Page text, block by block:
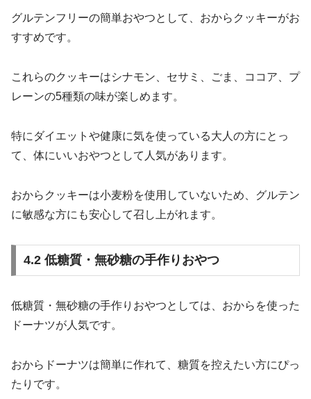
グルテンフリーの簡単おやつとして、おからクッキーがお
すすめです。
これらのクッキーはシナモン、セサミ、ごま、ココア、プ
レーンの5種類の味が楽しめます。
特にダイエットや健康に気を使っている大人の方にとっ
て、体にいいおやつとして人気があります。
おからクッキーは小麦粉を使用していないため、グルテン
に敏感な方にも安心して召し上がれます。
4.2 低糖質・無砂糖の手作りおやつ
低糖質・無砂糖の手作りおやつとしては、おからを使った
ドーナツが人気です。
おからドーナツは簡単に作れて、糖質を控えたい方にぴっ
たりです。